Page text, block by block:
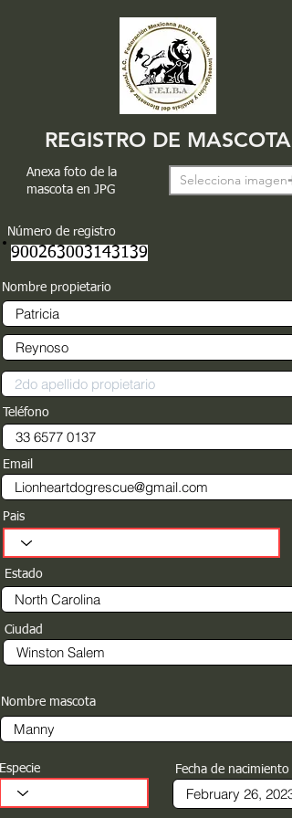
REGISTRO DE MASCOTA
Selecciona imagen
Anexa foto de la
mascota en JPG
Número de registro
900263003143139
Nombre propietario
Teléfono
Email
Pais
Estado
Ciudad
Nombre mascota
Especie Fecha de nacimiento